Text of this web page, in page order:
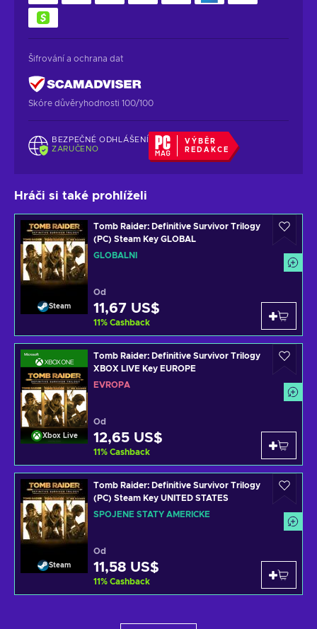
Šifrování a ochrana dat
Skóre důvěryhodnosti 100/100
BEZPEČNÉ ODHLÁŠENÍ
ZARUČENO
VÝBĚR
REDAKCE
Hráči si také prohlíželi
Steam
Tomb Raider: Definitive Survivor Trilogy
(PC) Steam Key GLOBAL
GLOBÁLNÍ
Od
11,67 US$
11% Cashback
Xbox Live
Tomb Raider: Definitive Survivor Trilogy
XBOX LIVE Key EUROPE
EVROPA
Od
12,65 US$
11% Cashback
Steam
Tomb Raider: Definitive Survivor Trilogy
(PC) Steam Key UNITED STATES
SPOJENÉ STÁTY AMERICKÉ
Od
11,58 US$
11% Cashback